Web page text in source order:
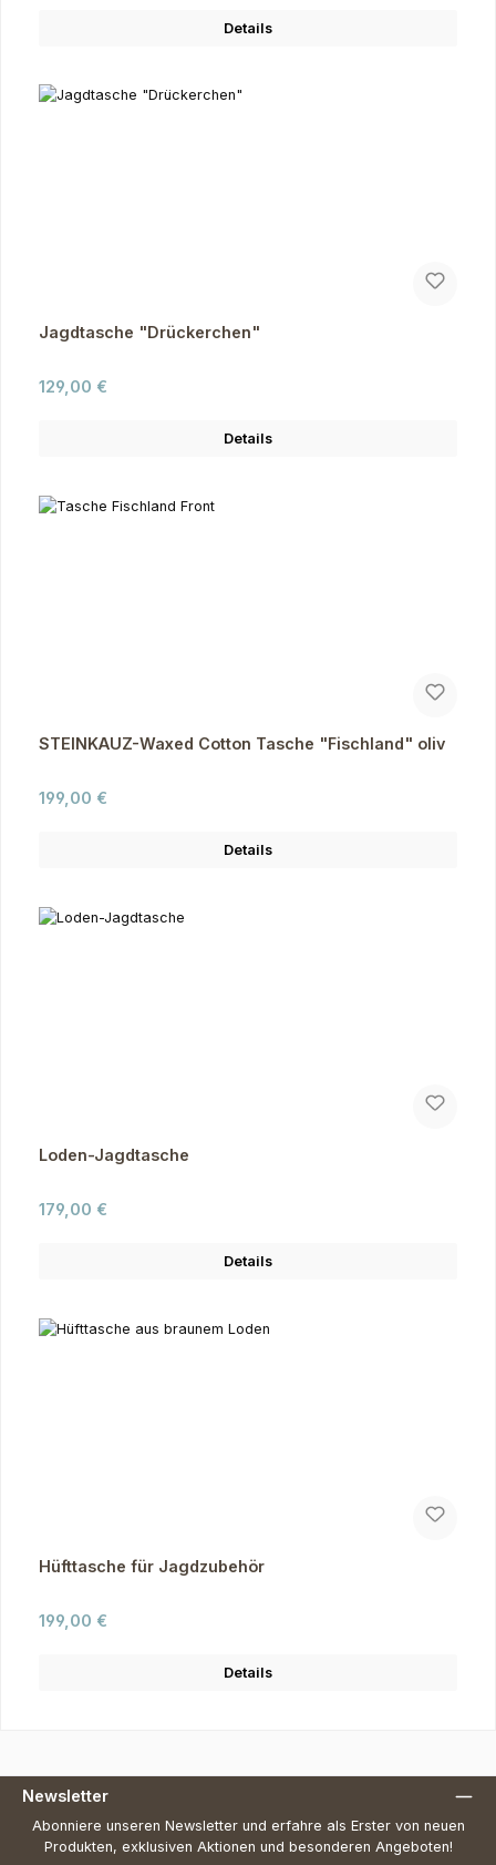
Details
Jagdtasche "Drückerchen"
Regulärer Preis:
129,00 €
Details
STEINKAUZ-Waxed Cotton Tasche "Fischland" oliv
Regulärer Preis:
199,00 €
Details
Loden-Jagdtasche
Regulärer Preis:
179,00 €
Details
Hüfttasche für Jagdzubehör
Regulärer Preis:
199,00 €
Details
Newsletter
Abonniere unseren Newsletter und erfahre als Erster von neuen
Produkten, exklusiven Aktionen und besonderen Angeboten!